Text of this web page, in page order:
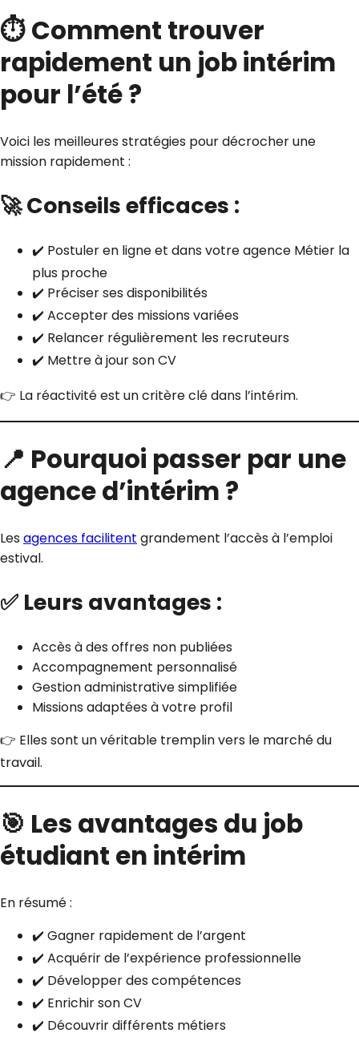
⏱️ Comment trouver
rapidement un job intérim
pour l’été ?
Voici les meilleures stratégies pour décrocher une
mission rapidement :
🚀 Conseils efficaces :
✔️ Postuler en ligne et dans votre agence Métier la
plus proche
✔️ Préciser ses disponibilités
✔️ Accepter des missions variées
✔️ Relancer régulièrement les recruteurs
✔️ Mettre à jour son CV
👉 La réactivité est un critère clé dans l’intérim.
📍 Pourquoi passer par une
agence d’intérim ?
Les agences facilitent grandement l’accès à l’emploi
estival.
✅ Leurs avantages :
Accès à des offres non publiées
Accompagnement personnalisé
Gestion administrative simplifiée
Missions adaptées à votre profil
👉 Elles sont un véritable tremplin vers le marché du
travail.
🎯 Les avantages du job
étudiant en intérim
En résumé :
✔️ Gagner rapidement de l’argent
✔️ Acquérir de l’expérience professionnelle
✔️ Développer des compétences
✔️ Enrichir son CV
✔️ Découvrir différents métiers